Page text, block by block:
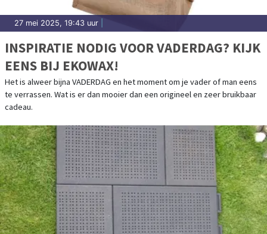
27 mei 2025, 19:43 uur
INSPIRATIE NODIG VOOR VADERDAG? KIJK
EENS BIJ EKOWAX!
Het is alweer bijna VADERDAG en het moment om je vader of man eens
te verrassen. Wat is er dan mooier dan een origineel en zeer bruikbaar
cadeau.